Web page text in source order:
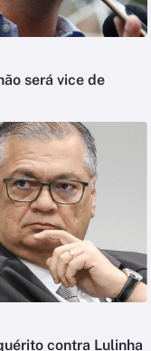
será vice de
contra Lulinha